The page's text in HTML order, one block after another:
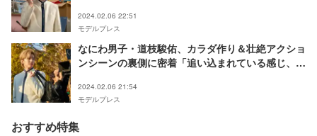
2024.02.06 22:51
モデルプレス
なにわ男子・道枝駿佑、カラダ作り＆壮絶アクショ
ンシーンの裏側に密着「追い込まれている感じ、燃
2024.02.06 21:54
モデルプレス
おすすめ特集